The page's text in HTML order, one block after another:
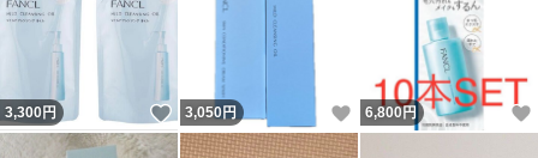
3,300円 いいね！
3,050円 いいね！
6,800円